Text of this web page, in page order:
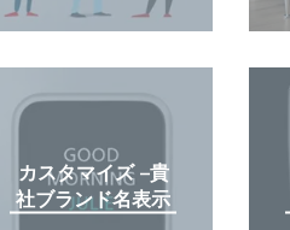
カスタマイズ –貴
社ブランド名表示